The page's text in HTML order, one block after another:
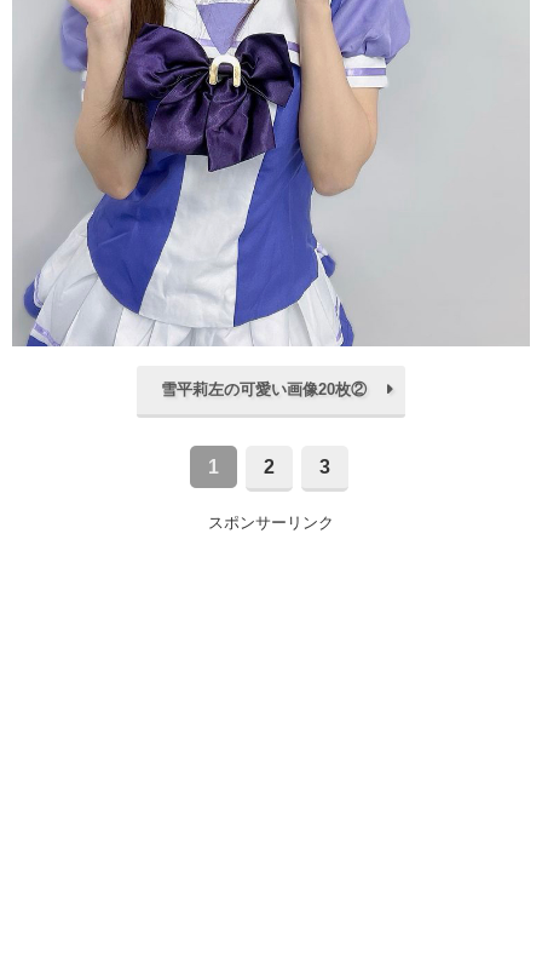
雪平莉左の可愛い画像20枚②
1 2 3
スポンサーリンク